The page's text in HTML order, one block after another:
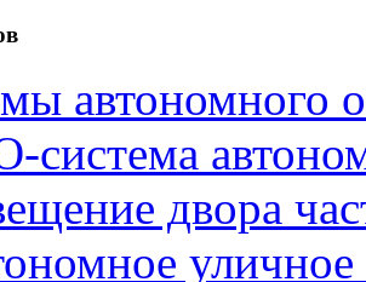
автономного
система
двора